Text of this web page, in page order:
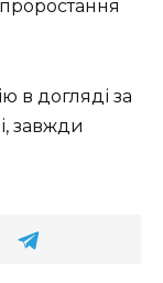
в догляді за
завжди